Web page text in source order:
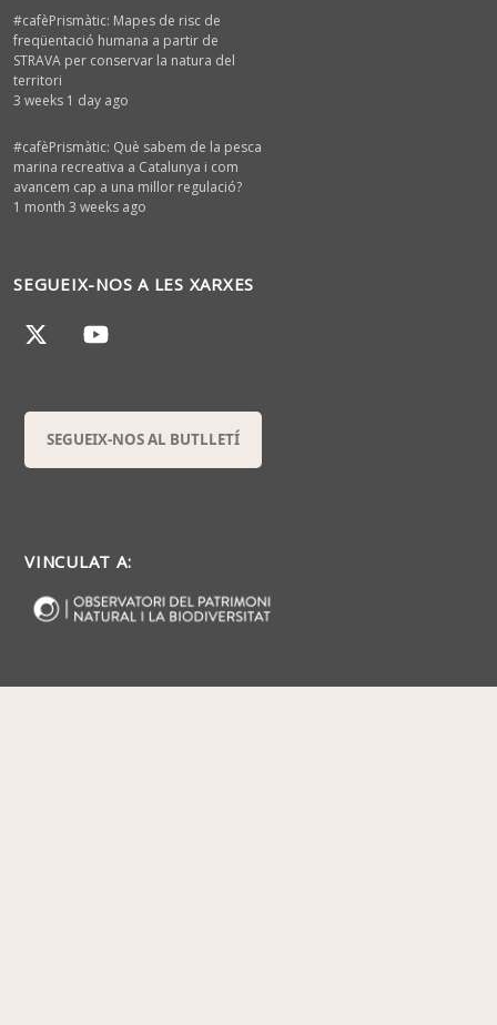
#cafèPrismàtic: Mapes de risc de
freqüentació humana a partir de
STRAVA per conservar la natura del
territori
3 weeks 1 day ago
#cafèPrismàtic: Què sabem de la pesca
marina recreativa a Catalunya i com
avancem cap a una millor regulació?
1 month 3 weeks ago
SEGUEIX-NOS A LES XARXES
SEGUEIX-NOS AL BUTLLETÍ
VINCULAT A: